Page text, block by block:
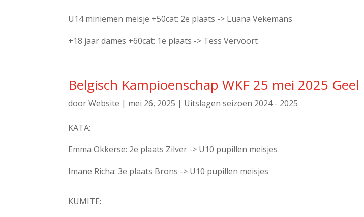
U14 miniemen meisje +50cat: 2e plaats -> Luana Vekemans
+18 jaar dames +60cat: 1e plaats -> Tess Vervoort
Belgisch Kampioenschap WKF 25 mei 2025 Geel
doorWebsite | mei 26, 2025 | Uitslagen seizoen 2024 - 2025
KATA:
Emma Okkerse: 2e plaats Zilver -> U10 pupillen meisjes
Imane Richa: 3e plaats Brons -> U10 pupillen meisjes
KUMITE: